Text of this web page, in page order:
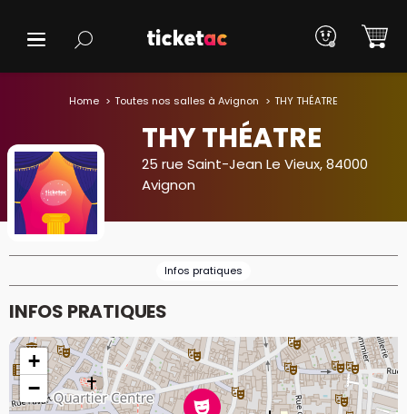
Home Toutes nos salles à Avignon THY THÉATRE
THY THÉATRE
25 rue Saint-Jean Le Vieux, 84000
Avignon
Infos pratiques
INFOS PRATIQUES
+
−